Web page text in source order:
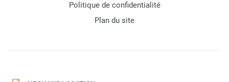
Politique de confidentialité
Plan du site